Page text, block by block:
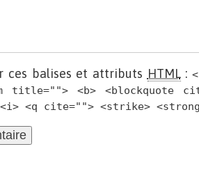
ces balises et attributs HTML:
title=""> <b> <blockquote
<i> <q cite=""> <strike>